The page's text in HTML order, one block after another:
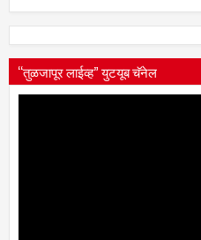
“तुळजापूर लाईव्ह” युटयूब चॅनेल